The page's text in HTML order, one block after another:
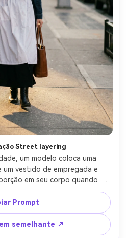
Street layering
um modelo coloca uma
vestido de empregada e
em seu corpo quando
o torso e mudam o equilíbrio
da tarde, 35mm f/2, postura
inteiro congelada, humor
foco nítido, grau de cor
em sua estrutura-
Prompt
semelhante ↗